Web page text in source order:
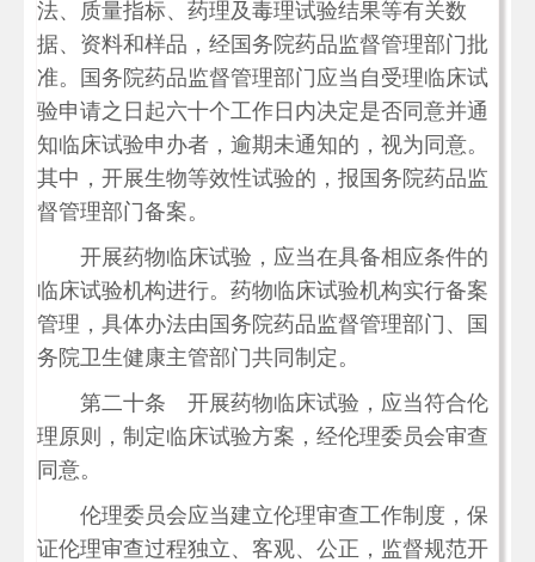
法、质量指标、药理及毒理试验结果等有关数
据、资料和样品，经国务院药品监督管理部门批
准。国务院药品监督管理部门应当自受理临床试
验申请之日起六十个工作日内决定是否同意并通
知临床试验申办者，逾期未通知的，视为同意。
其中，开展生物等效性试验的，报国务院药品监
督管理部门备案。
开展药物临床试验，应当在具备相应条件的
临床试验机构进行。药物临床试验机构实行备案
管理，具体办法由国务院药品监督管理部门、国
务院卫生健康主管部门共同制定。
第二十条 开展药物临床试验，应当符合伦
理原则，制定临床试验方案，经伦理委员会审查
同意。
伦理委员会应当建立伦理审查工作制度，保
证伦理审查过程独立、客观、公正，监督规范开